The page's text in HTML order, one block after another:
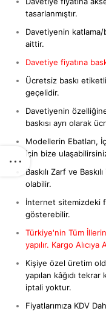
tasarlanmıştır.
Davetiyenin
aittir.
Davetiye fiyatına
Ücretsiz baskı
geçelidir.
Davetiyenin
baskısı ayrı olarak
Modellerin Ebatları,
için bize
Baskılı Zarf ve
olabilir.
İnternet sitemizdeki
gösterebilir.
Türkiye'nin Tüm
yapılır. Kargo Alıcıya
Kişiye özel üretim
yapılan kâğıdı tekrar
iptali yoktur.
Fiyatlarımıza KDV